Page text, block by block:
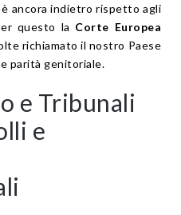
ancora indietro rispetto agli
questo la Corte Europea
richiamato il nostro Paese
parità genitoriale.
e Tribunali
e